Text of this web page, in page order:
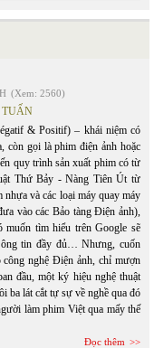
(Xem: 2560)
& Positif) – khái niệm có
còn gọi là phim điện ảnh hoặc
quy trình sản xuất phim có từ
Thứ Bảy - Nàng Tiên Út từ
và các loại máy quay máy
vào các Bảo tàng Điện ảnh),
tìm hiểu trên Google sẽ
tin đầy đủ… Nhưng, cuốn
công nghệ Điện ảnh, chỉ mượn
đầu, một ký hiệu nghệ thuật
ba lát cắt tự sự về nghề qua đó
làm phim Việt qua mấy thế
Đọc thêm